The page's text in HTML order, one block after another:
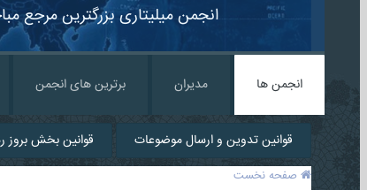
انجمن میلیتاری بزرگترین مرجع
انجمن ها مدیران برترین های انجمن
قوانین تدوین و ارسال موضوعات قوانین بخش بروز
صفحه نخست